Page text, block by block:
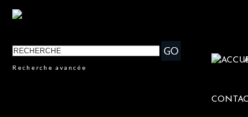
Recherche avancée